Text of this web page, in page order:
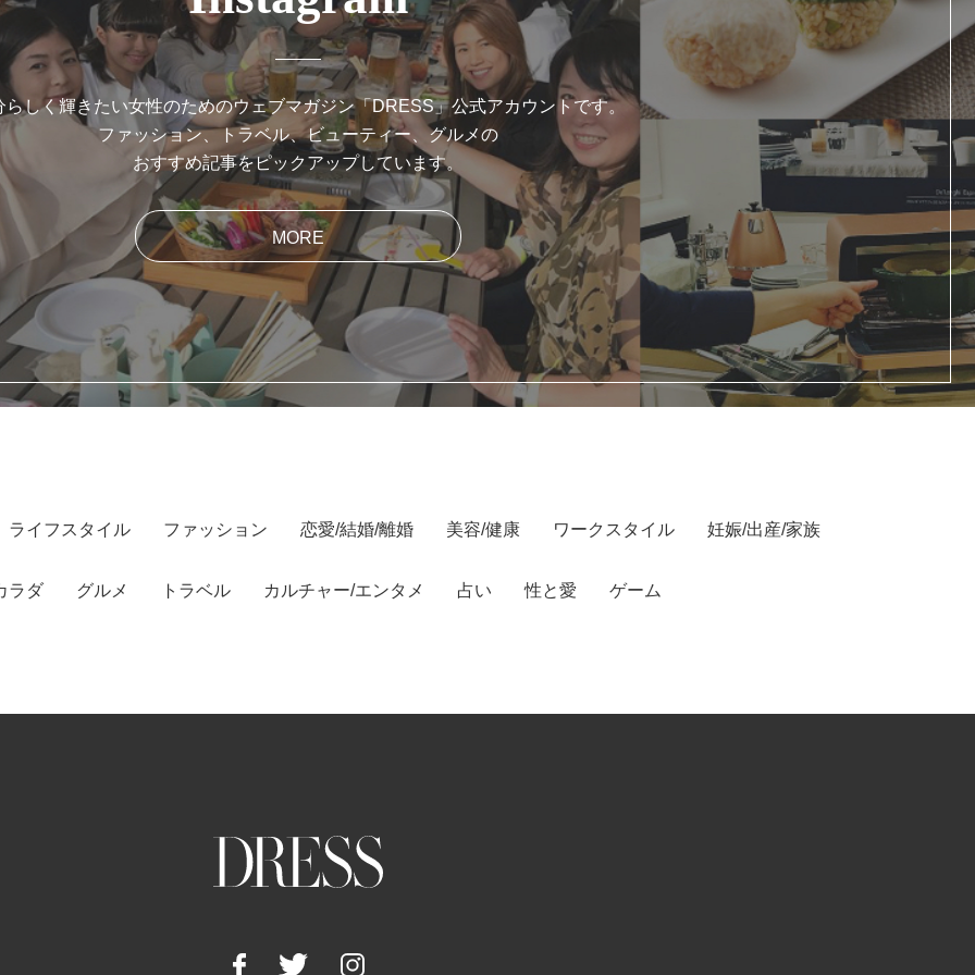
らしく輝きたい女性のためのウェブマガジン「DRESS」公式アカウントです。
ファッション、トラベル、ビューティー、グルメの
おすすめ記事をピックアップしています。
MORE
ライフスタイル ファッション 恋愛/結婚/離婚 美容/健康 ワークスタイル 妊娠/出産/家族
ラダ グルメ トラベル カルチャー/エンタメ 占い 性と愛 ゲーム